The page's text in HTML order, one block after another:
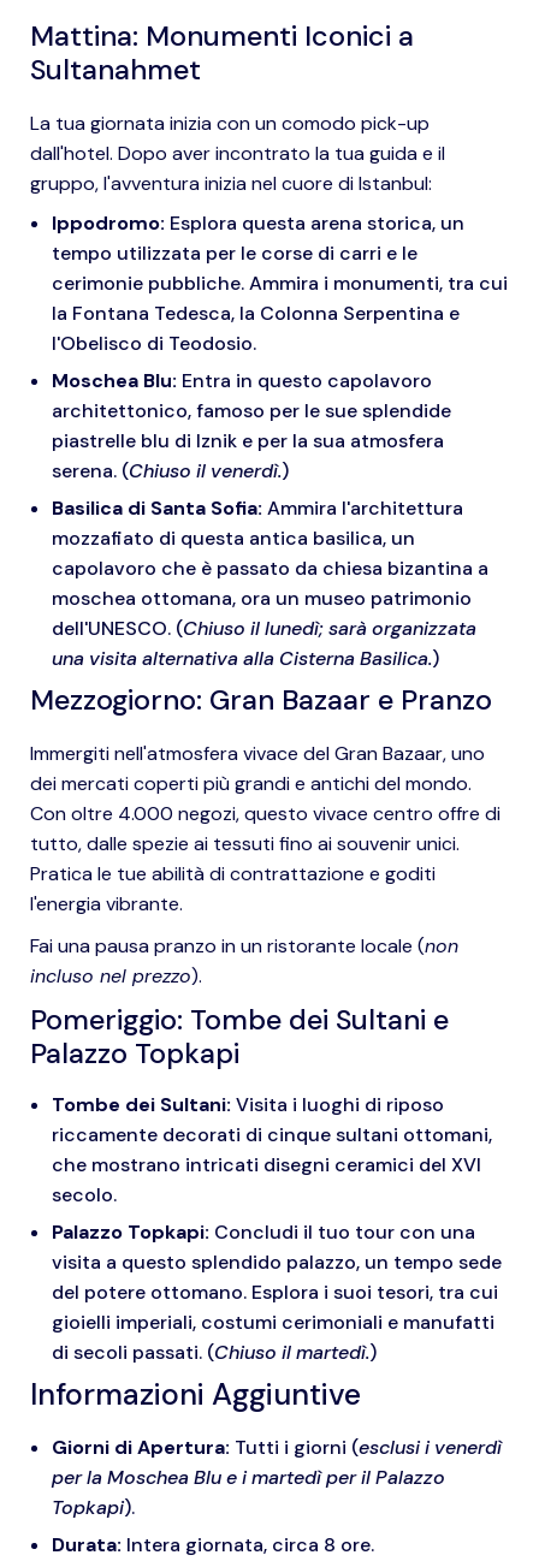
Mattina: Monumenti Iconici a
Sultanahmet
La tua giornata inizia con un comodo pick-up
dall'hotel. Dopo aver incontrato la tua guida e il
gruppo, l'avventura inizia nel cuore di Istanbul:
Ippodromo: Esplora questa arena storica, un
tempo utilizzata per le corse di carri e le
cerimonie pubbliche. Ammira i monumenti, tra cui
la Fontana Tedesca, la Colonna Serpentina e
l'Obelisco di Teodosio.
Moschea Blu: Entra in questo capolavoro
architettonico, famoso per le sue splendide
piastrelle blu di Iznik e per la sua atmosfera
serena. (Chiuso il venerdì.)
Basilica di Santa Sofia: Ammira l'architettura
mozzafiato di questa antica basilica, un
capolavoro che è passato da chiesa bizantina a
moschea ottomana, ora un museo patrimonio
dell'UNESCO. (Chiuso il lunedì; sarà organizzata
una visita alternativa alla Cisterna Basilica.)
Mezzogiorno: Gran Bazaar e Pranzo
Immergiti nell'atmosfera vivace del Gran Bazaar, uno
dei mercati coperti più grandi e antichi del mondo.
Con oltre 4.000 negozi, questo vivace centro offre di
tutto, dalle spezie ai tessuti fino ai souvenir unici.
Pratica le tue abilità di contrattazione e goditi
l'energia vibrante.
Fai una pausa pranzo in un ristorante locale (non
incluso nel prezzo).
Pomeriggio: Tombe dei Sultani e
Palazzo Topkapi
Tombe dei Sultani: Visita i luoghi di riposo
riccamente decorati di cinque sultani ottomani,
che mostrano intricati disegni ceramici del XVI
secolo.
Palazzo Topkapi: Concludi il tuo tour con una
visita a questo splendido palazzo, un tempo sede
del potere ottomano. Esplora i suoi tesori, tra cui
gioielli imperiali, costumi cerimoniali e manufatti
di secoli passati. (Chiuso il martedì.)
Informazioni Aggiuntive
Giorni di Apertura: Tutti i giorni (esclusi i venerdì
per la Moschea Blu e i martedì per il Palazzo
Topkapi).
Durata: Intera giornata, circa 8 ore.